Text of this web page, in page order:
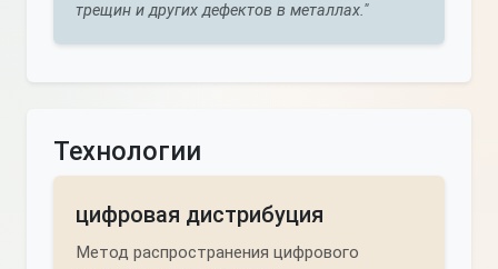
трещин и других дефектов в металлах."
Технологии
цифровая дистрибуция
Метод распространения цифрового